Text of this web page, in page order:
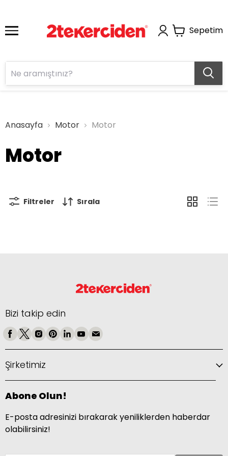
Sepetim
Anasayfa Motor Motor
Motor
Filtreler Sırala
Bizi takip edin
Şirketimiz
Abone Olun!
E-posta adresinizi bırakarak yeniliklerden haberdar
olabilirsiniz!